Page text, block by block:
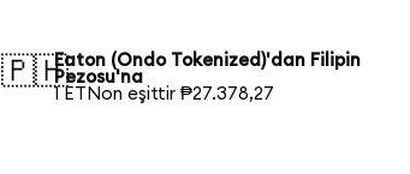
🇵🇭Eaton (Ondo Tokenized)'dan Filipin
Pezosu'na
1 ETNon eşittir ₱27.378,27